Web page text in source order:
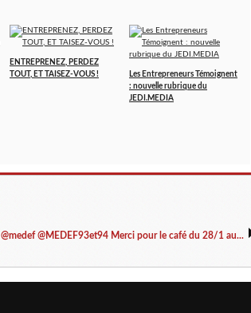
ENTREPRENEZ, PERDEZ
TOUT, ET TAISEZ-VOUS !
Les Entrepreneurs Témoignent
: nouvelle rubrique du
JEDI.MEDIA
@medef @MEDEF93et94 Merci pour le café du 28/1 au...